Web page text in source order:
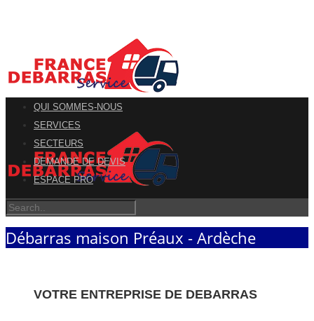
QUI SOMMES-NOUS
SERVICES
SECTEURS
DEMANDE DE DEVIS
ESPACE PRO
Débarras maison Préaux - Ardèche
VOTRE ENTREPRISE DE DEBARRAS